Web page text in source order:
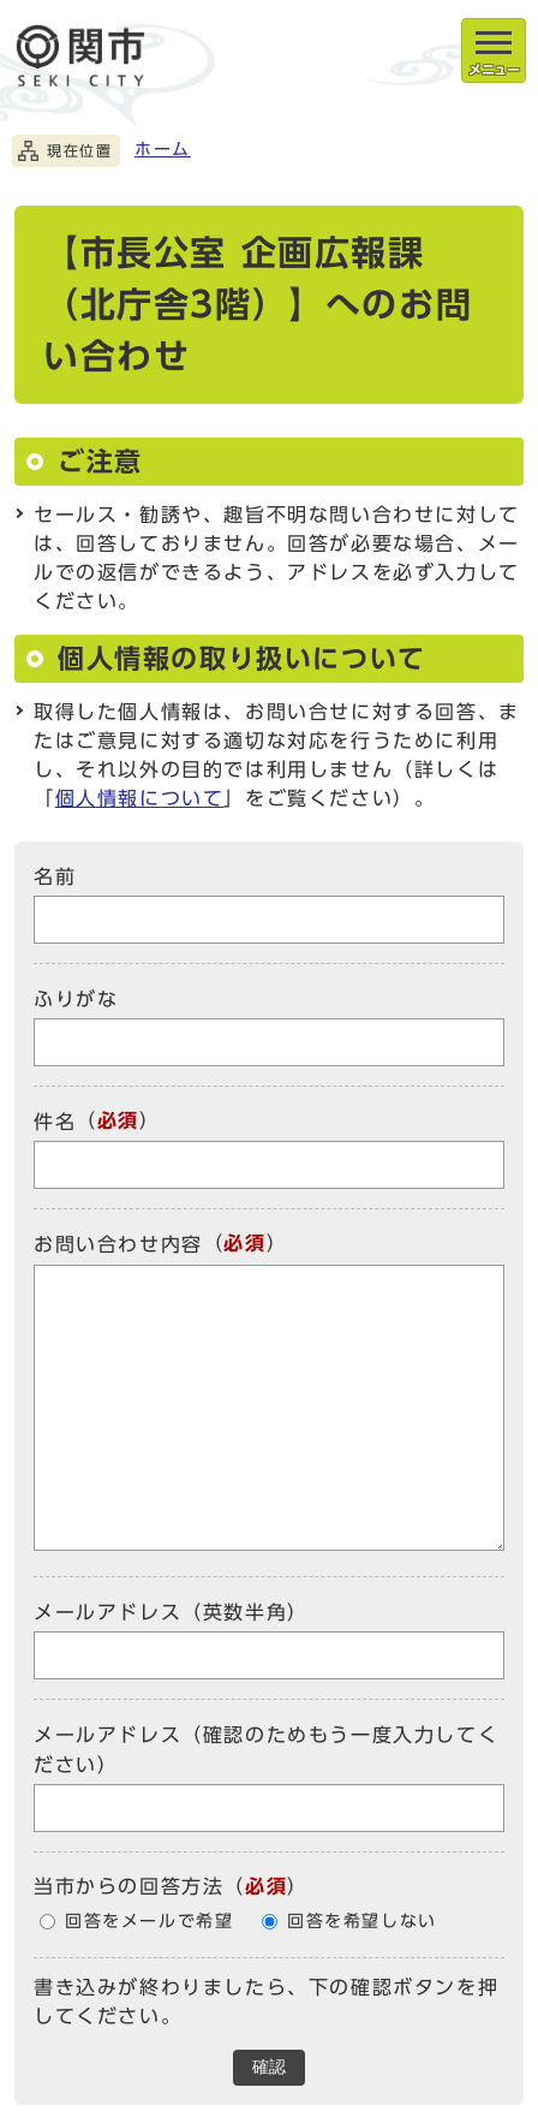
メニュー
現在位置 ホーム
【市長公室 企画広報課
（北庁舎3階）】へのお問
い合わせ
ご注意
セールス・勧誘や、趣旨不明な問い合わせに対して
は、回答しておりません。回答が必要な場合、メー
ルでの返信ができるよう、アドレスを必ず入力して
ください。
個人情報の取り扱いについて
取得した個人情報は、お問い合せに対する回答、ま
たはご意見に対する適切な対応を行うために利用
し、それ以外の目的では利用しません（詳しくは
「個人情報について 」をご覧ください）。
名前
ふりがな
件名 （必須）
お問い合わせ内容 （必須）
メールアドレス（英数半角）
メールアドレス（確認のためもう一度入力してく
ださい）
当市からの回答方法 （必須）
回答をメールで希望 回答を希望しない
書き込みが終わりましたら、下の確認ボタンを押
してください。
確認